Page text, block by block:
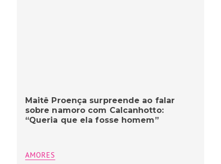
Maitê Proença surpreende ao falar
sobre namoro com Calcanhotto:
“Queria que ela fosse homem”
AMORES